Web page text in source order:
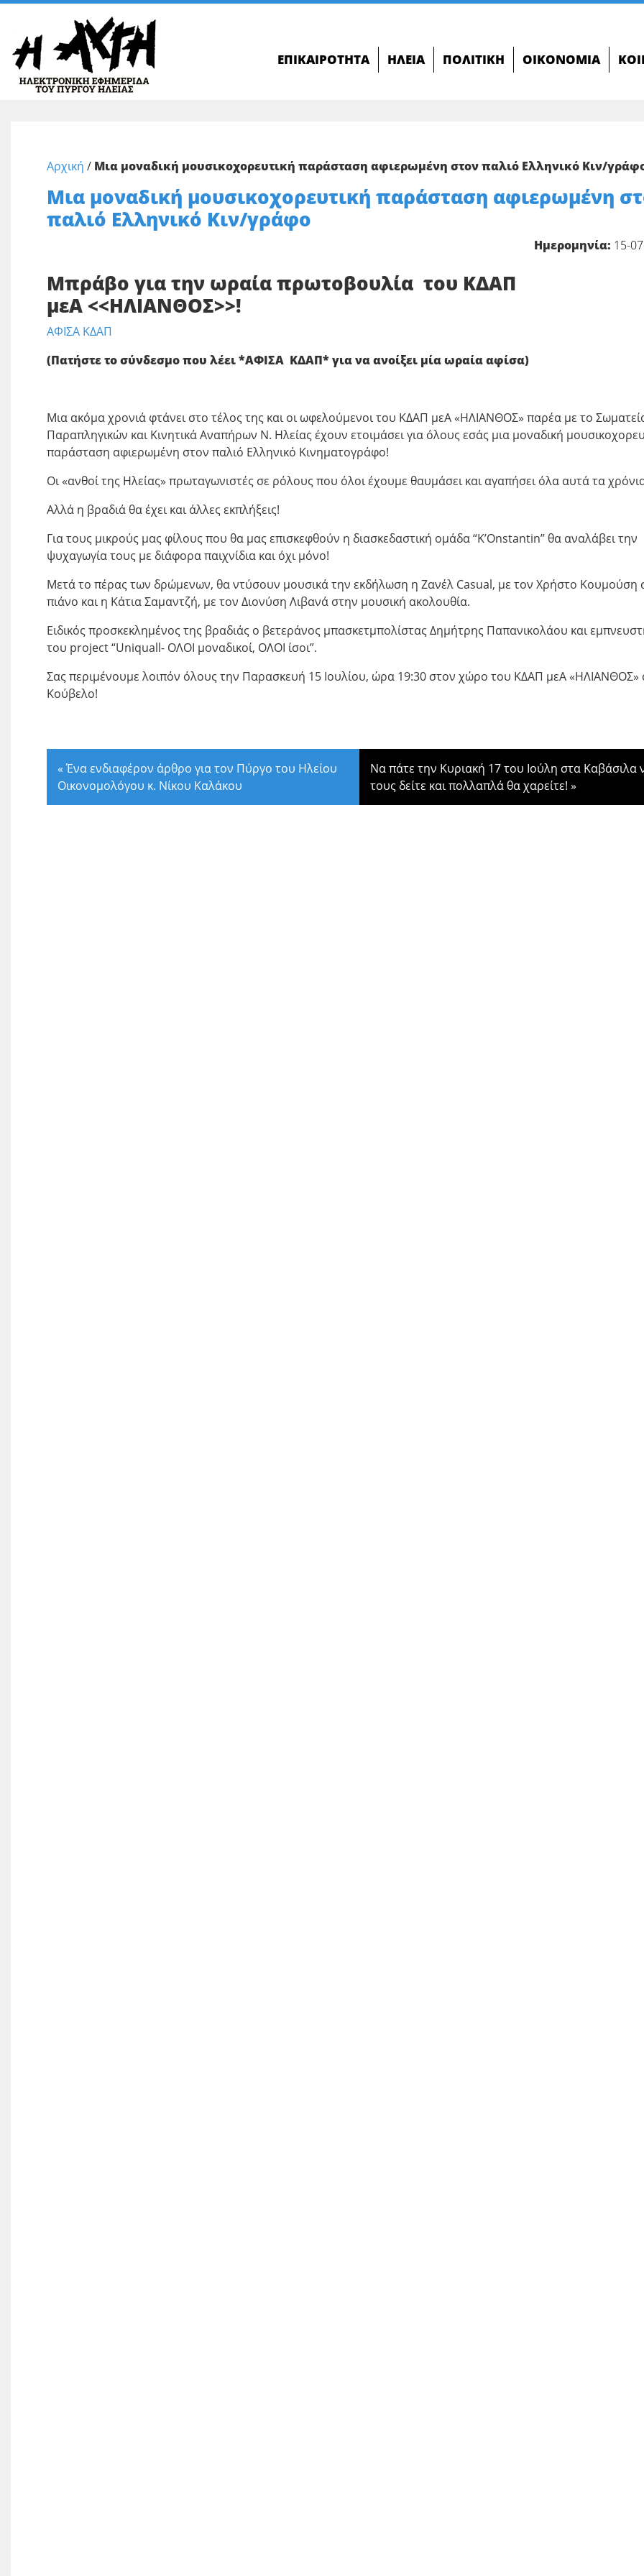
ΕΠΙΚΑΙΡΌΤΗΤΑ ΗΛΕΊΑ ΠΟΛΙΤΙΚΉ ΟΙΚΟΝΟΜΊΑ
Αρχική / Μια μοναδική μουσικοχορευτική παράσταση αφιερωμένη στον παλιό Ελληνικό Κιν/
Μια μοναδική μουσικοχορευτική παράσταση αφιερωμένη
παλιό Ελληνικό Κιν/γράφο
Ημερομηνία: 15-
Μπράβο για την ωραία πρωτοβουλία του ΚΔΑΠ
μεΑ <<ΗΛΙΑΝΘΟΣ>>!
ΑΦΙΣΑ ΚΔΑΠ
(Πατήστε το σύνδεσμο που λέει *ΑΦΙΣΑ ΚΔΑΠ* για να ανοίξει μία ωραία αφίσα)
Μια ακόμα χρονιά φτάνει στο τέλος της και οι ωφελούμενοι του ΚΔΑΠ μεΑ «ΗΛΙΑΝΘΟΣ» παρέα με το
Παραπληγικών και Κινητικά Αναπήρων Ν. Ηλείας έχουν ετοιμάσει για όλους εσάς μια μοναδική
παράσταση αφιερωμένη στον παλιό Ελληνικό Κινηματογράφο!
Οι «ανθοί της Ηλείας» πρωταγωνιστές σε ρόλους που όλοι έχουμε θαυμάσει και αγαπήσει όλα αυτά τα
Αλλά η βραδιά θα έχει και άλλες εκπλήξεις!
Για τους μικρούς μας φίλους που θα μας επισκεφθούν η διασκεδαστική ομάδα “K’Onstantin” θα αναλάβει την
ψυχαγωγία τους με διάφορα παιχνίδια και όχι μόνο!
Μετά το πέρας των δρώμενων, θα ντύσουν μουσικά την εκδήλωση η Ζανέλ Casual, με τον Χρήστο Κουμούση
πιάνο και η Κάτια Σαμαντζή, με τον Διονύση Λιβανά στην μουσική ακολουθία.
Ειδικός προσκεκλημένος της βραδιάς ο βετεράνος μπασκετμπολίστας Δημήτρης Παπανικολάου και
του project “Uniquall- ΟΛΟΙ μοναδικοί, ΟΛΟΙ ίσοι”.
Σας περιμένουμε λοιπόν όλους την Παρασκευή 15 Ιουλίου, ώρα 19:30 στον χώρο του ΚΔΑΠ μεΑ «ΗΛΙΑΝΘΟΣ»
Κούβελο!
«Ένα ενδιαφέρον άρθρο για τον Πύργο του Ηλείου
Οικονομολόγου κ. Νίκου Καλάκου
Να πάτε την Κυριακή 17 του Ιούλη στα Καβάσιλα
τους δείτε και πολλαπλά θα χαρείτε! »